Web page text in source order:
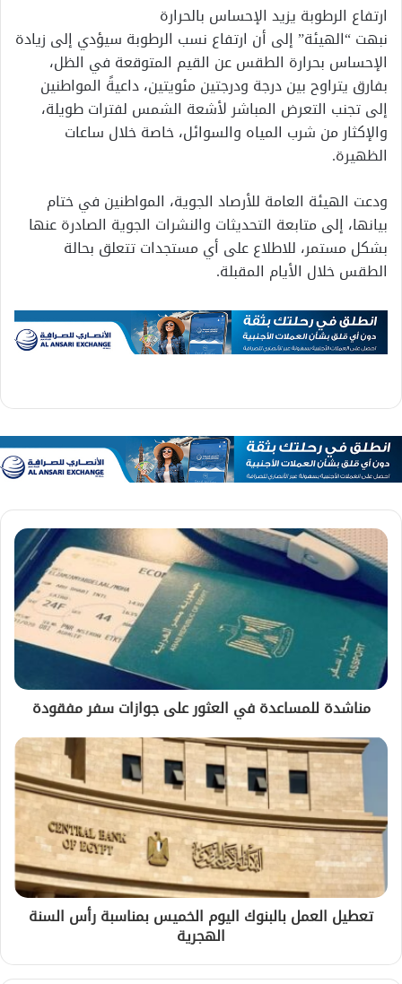
ارتفاع الرطوبة يزيد الإحساس بالحرارة
نبهت “الهيئة” إلى أن ارتفاع نسب الرطوبة سيؤدي إلى زيادة
الإحساس بحرارة الطقس عن القيم المتوقعة في الظل،
بفارق يتراوح بين درجة ودرجتين مئويتين، داعيةً المواطنين
إلى تجنب التعرض المباشر لأشعة الشمس لفترات طويلة،
والإكثار من شرب المياه والسوائل، خاصة خلال ساعات
الظهيرة.
ودعت الهيئة العامة للأرصاد الجوية، المواطنين في ختام
بيانها، إلى متابعة التحديثات والنشرات الجوية الصادرة عنها
بشكل مستمر، للاطلاع على أي مستجدات تتعلق بحالة
الطقس خلال الأيام المقبلة.
مناشدة للمساعدة في العثور على جوازات سفر مفقودة
تعطيل العمل بالبنوك اليوم الخميس بمناسبة رأس السنة
الهجرية